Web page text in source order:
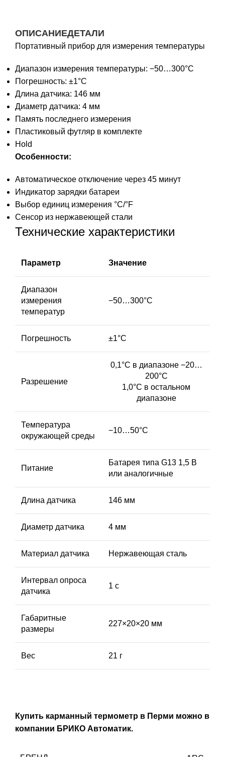
ОПИСАНИЕДЕТАЛИ
Портативный прибор для измерения температуры
Диапазон измерения температуры: −50…300°С
Погрешность: ±1°С
Длина датчика: 146 мм
Диаметр датчика: 4 мм
Память последнего измерения
Пластиковый футляр в комплекте
Hold
Особенности:
Автоматическое отключение через 45 минут
Индикатор зарядки батареи
Выбор единиц измерения °C/°F
Сенсор из нержавеющей стали
Технические характеристики
Параметр Значение
Диапазон
измерения
температур
−50…300°С
Погрешность ±1°С
Разрешение
0,1°С в диапазоне −20…
200°С
1,0°С в остальном
диапазоне
Температура
окружающей среды
−10…50°С
Питание
Батарея типа G13 1,5 В
или аналогичные
Длина датчика 146 мм
Диаметр датчика 4 мм
Материал датчика Нержавеющая сталь
Интервал опроса
датчика
1 с
Габаритные
размеры
227×20×20 мм
Вес 21 г
Купить карманный термометр в Перми можно в
компании БРИКО Автоматик.